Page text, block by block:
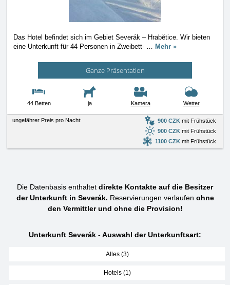
Das Hotel befindet sich im Gebiet Severák – Hrabětice. Wir bieten
eine Unterkunft für 44 Personen in Zweibett- … Mehr »
Ganze Präsentation
44 Betten ja Kamera Wetter
ungefährer Preis pro Nacht: 900 CZK mit Frühstück
900 CZK mit Frühstück
1100 CZK mit Frühstück
Die Datenbasis enthaltet direkte Kontakte auf die Besitzer
der Unterkunft in Severák. Reservierungen verlaufen ohne
den Vermittler und ohne die Provision!
Unterkunft Severák - Auswahl der Unterkunftsart:
Alles (3)
Hotels (1)